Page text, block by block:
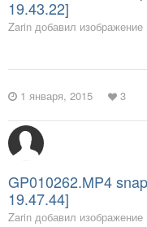
19.43.22]
Zarin добавил изображение
1 января, 2015 3
GP010262.MP4
19.47.44]
Zarin добавил изображение